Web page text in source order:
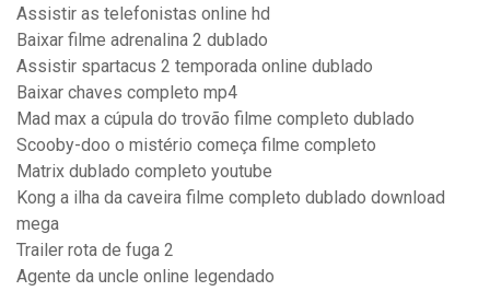
Assistir as telefonistas online hd
Baixar filme adrenalina 2 dublado
Assistir spartacus 2 temporada online dublado
Baixar chaves completo mp4
Mad max a cúpula do trovão filme completo dublado
Scooby-doo o mistério começa filme completo
Matrix dublado completo youtube
Kong a ilha da caveira filme completo dublado download
mega
Trailer rota de fuga 2
Agente da uncle online legendado